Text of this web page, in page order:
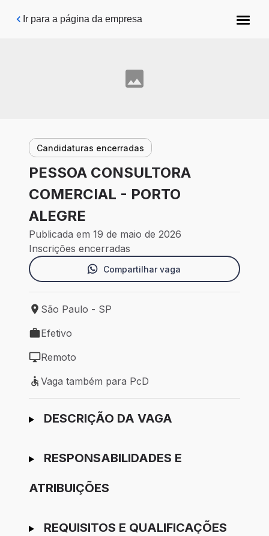
Pular para o conteúdo principal
Ir para a página da empresa
Candidaturas encerradas
PESSOA CONSULTORA
COMERCIAL - PORTO
ALEGRE
Publicada em 19 de maio de 2026
Inscrições encerradas
Compartilhar vaga
Local de trabalho: São Paulo - SP
São Paulo - SP
Tipo de vaga: Efetivo
Efetivo
Modelo de trabalho: Remoto
Remoto
Vaga também para PcD
Vaga também para PcD
Ir para candidatura
DESCRIÇÃO DA VAGA
RESPONSABILIDADES E
ATRIBUIÇÕES
REQUISITOS E QUALIFICAÇÕES